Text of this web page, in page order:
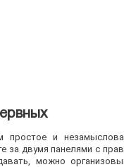
и
за двумя панелями с
можно